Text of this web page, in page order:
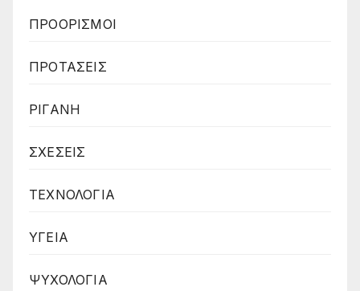
ΠΡΟΟΡΙΣΜΟΙ
ΠΡΟΤΑΣΕΙΣ
ΡΙΓΑΝΗ
ΣΧΕΣΕΙΣ
ΤΕΧΝΟΛΟΓΙΑ
ΥΓΕΙΑ
ΨΥΧΟΛΟΓΙΑ